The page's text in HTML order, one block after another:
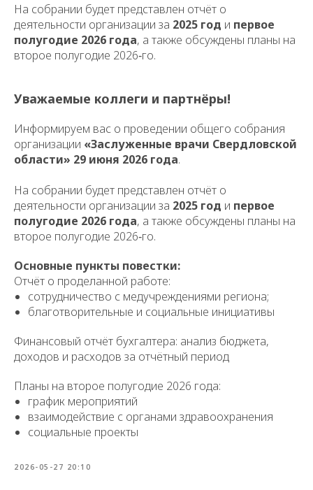
На собрании будет представлен отчёт о
деятельности организации за 2025 год и первое
полугодие 2026 года, а также обсуждены планы на
второе полугодие 2026‑го.
Уважаемые коллеги и партнёры!
Информируем вас о проведении общего собрания
организации «Заслуженные врачи Свердловской
области» 29 июня 2026 года.
На собрании будет представлен отчёт о
деятельности организации за 2025 год и первое
полугодие 2026 года, а также обсуждены планы на
второе полугодие 2026‑го.
Основные пункты повестки:
Отчёт о проделанной работе:
сотрудничество с медучреждениями региона;
благотворительные и социальные инициативы
Финансовый отчёт бухгалтера: анализ бюджета,
доходов и расходов за отчётный период
Планы на второе полугодие 2026 года:
график мероприятий
взаимодействие с органами здравоохранения
социальные проекты
2026-05-27 20:10